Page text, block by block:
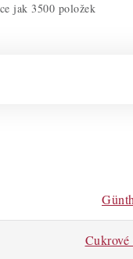
jak 3500 položek
Cukrové